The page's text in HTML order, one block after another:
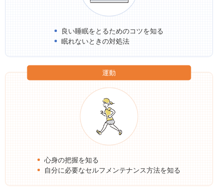
良い睡眠をとるためのコツを知る
眠れないときの対処法
運動
心身の把握を知る
自分に必要なセルフメンテナンス方法を知る